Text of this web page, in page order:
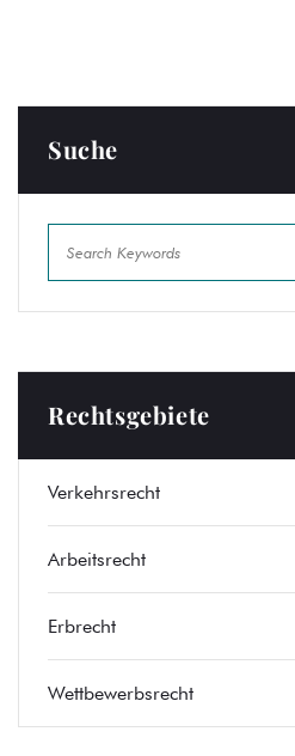
Suche
Rechtsgebiete
Verkehrsrecht
Arbeitsrecht
Erbrecht
Wettbewerbsrecht